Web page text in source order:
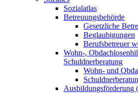
Sozialatlas
Betreuungsbehörde
Gesetzliche
Beglaubigungen
Berufsbetreuer
Wohn-,
Schuldnerberatung
Wohn- und
Ausbildungsförderung